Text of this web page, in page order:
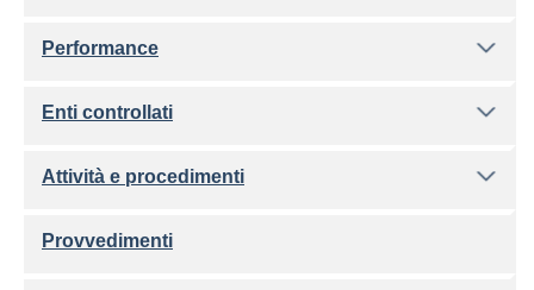
Performance
Enti controllati
Attività e procedimenti
Provvedimenti